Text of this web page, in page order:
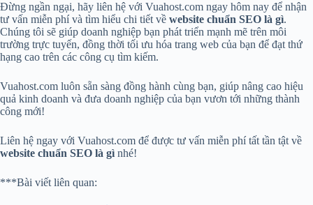
Đừng ngần ngại, hãy liên hệ với Vuahost.com ngay hôm nay để nhận
tư vấn miễn phí và tìm hiểu chi tiết về website chuẩn SEO là gì.
Chúng tôi sẽ giúp doanh nghiệp bạn phát triển mạnh mẽ trên môi
trường trực tuyến, đồng thời tối ưu hóa trang web của bạn để đạt thứ
hạng cao trên các công cụ tìm kiếm.
Vuahost.com luôn sẵn sàng đồng hành cùng bạn, giúp nâng cao hiệu
quả kinh doanh và đưa doanh nghiệp của bạn vươn tới những thành
công mới!
Liên hệ ngay với Vuahost.com để được tư vấn miễn phí tất tần tật về
website chuẩn SEO là gì nhé!
***Bài viết liên quan: